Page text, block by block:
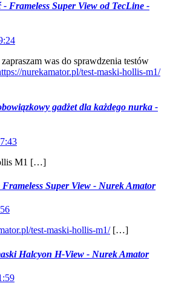
- Frameless Super View od TecLine -
was do sprawdzenia testów
nurekamator.pl/test-maski-hollis-m1/
gadżet dla każdego nurka -
M1 […]
Frameless Super View - Nurek Amator
test-maski-hollis-m1/[…]
Halcyon H-View - Nurek Amator